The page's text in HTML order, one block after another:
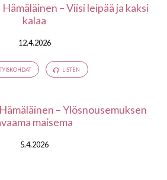
– Viisi leipää ja kaksi
kalaa
12.4.2026
LISTEN
– Ylösnousemuksen
maisema
5.4.2026